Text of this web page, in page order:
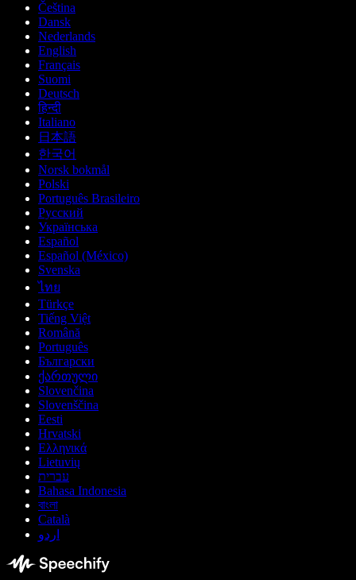
Čeština
Dansk
Nederlands
English
Français
Suomi
Deutsch
हिन्दी
Italiano
日本語
한국어
Norsk bokmål
Polski
Português Brasileiro
Русский
Українська
Español
Español (México)
Svenska
ไทย
Türkçe
Tiếng Việt
Română
Português
Български
ქართული
Slovenčina
Slovenščina
Eesti
Hrvatski
Ελληνικά
Lietuvių
עברית
Bahasa Indonesia
বাংলা
Català
اردو